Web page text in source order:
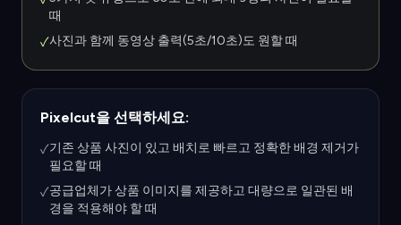
때
✓사진과 함께 동영상 출력(5초/10초)도 원할 때
Pixelcut을 선택하세요:
✓기존 상품 사진이 있고 배치로 빠르고 정확한 배경 제거가
필요할 때
✓공급업체가 상품 이미지를 제공하고 대량으로 일관된 배
경을 적용해야 할 때